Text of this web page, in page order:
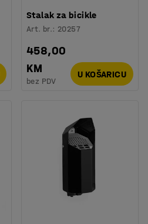
Stalak za bicikle
Art. br.: 20257
458,00
KM
bez PDV
U KOŠARICU